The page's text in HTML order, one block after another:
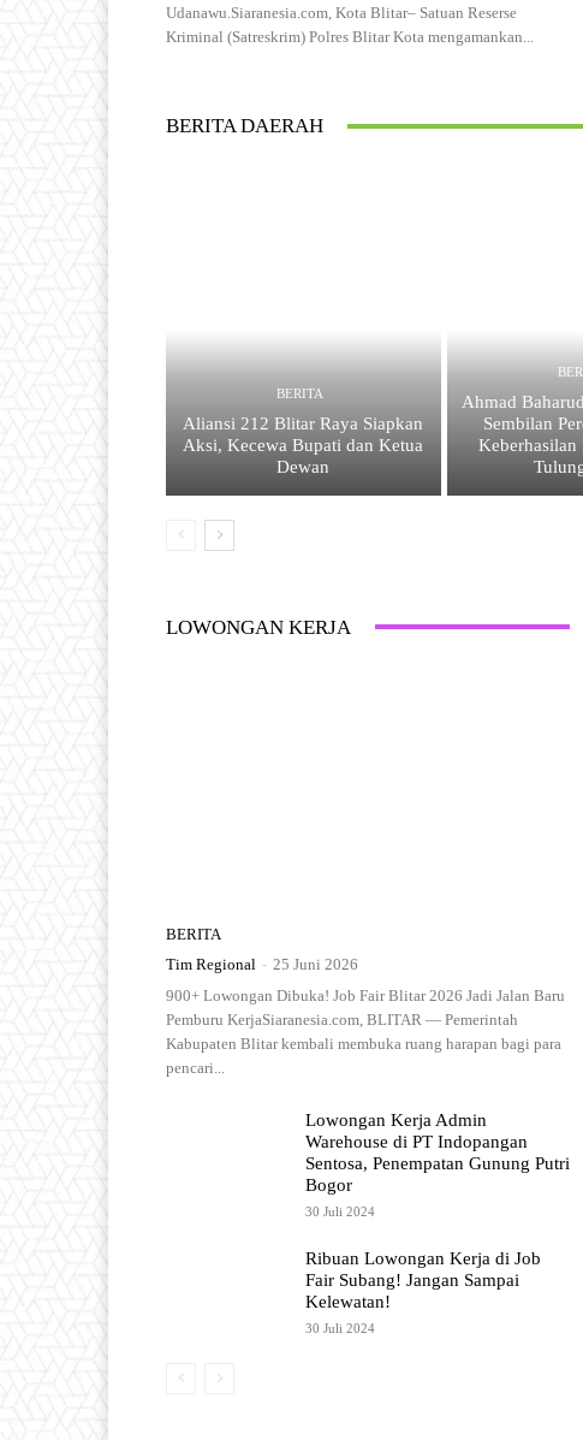
Udanawu.Siaranesia.com, Kota Blitar– Satuan Reserse
Kriminal (Satreskrim) Polres Blitar Kota mengamankan...
BERITA DAERAH
BERITA
Aliansi 212 Blitar Raya Siapkan
Aksi, Kecewa Bupati dan Ketua
Dewan
Ahmad
Sembilan
Keberhasilan
LOWONGAN KERJA
BERITA
Tim Regional - 25 Juni 2026
900+ Lowongan Dibuka! Job Fair Blitar 2026 Jadi Jalan Baru
Pemburu KerjaSiaranesia.com, BLITAR — Pemerintah
Kabupaten Blitar kembali membuka ruang harapan bagi para
pencari...
Lowongan Kerja Admin
Warehouse di PT Indopangan
Sentosa, Penempatan Gunung Putri
Bogor
30 Juli 2024
Ribuan Lowongan Kerja di Job
Fair Subang! Jangan Sampai
Kelewatan!
30 Juli 2024